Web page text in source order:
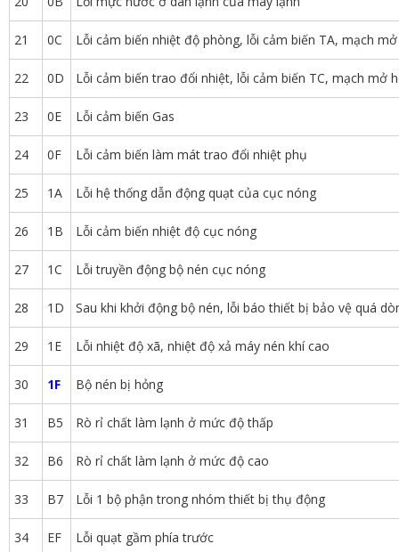
21 0C Lỗi cảm biến nhiệt độ phòng, lỗi cảm biến TA, mạch
22 0D Lỗi cảm biến trao đổi nhiệt, lỗi cảm biến TC, mạch mở
23 0E Lỗi cảm biến Gas
24 0F Lỗi cảm biến làm mát trao đổi nhiệt phụ
25 1A Lỗi hệ thống dẫn động quạt của cục nóng
26 1B Lỗi cảm biến nhiệt độ cục nóng
27 1C Lỗi truyền động bộ nén cục nóng
28 1D Sau khi khởi động bộ nén, lỗi báo thiết bị bảo vệ quá
29 1E Lỗi nhiệt độ xã, nhiệt độ xả máy nén khí cao
30 1F Bộ nén bị hỏng
31 B5 Rò rỉ chất làm lạnh ở mức độ thấp
32 B6 Rò rỉ chất làm lạnh ở mức độ cao
33 B7 Lỗi 1 bộ phận trong nhóm thiết bị thụ động
34 EF Lỗi quạt gầm phía trước